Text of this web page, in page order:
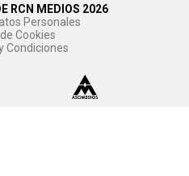
RCN MEDIOS 2026
Personales
Cookies
Condiciones